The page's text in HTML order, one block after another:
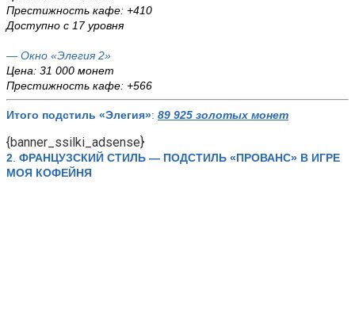
Престижность кафе: +410
Доступно с 17 уровня
— Окно «Элегия 2»
Цена: 31 000 монет
Престижность кафе: +566
Итого подстиль «Элегия»: 89 925 золотых монет
{banner_ssilki_adsense}
2 ФРАНЦУЗСКИЙ СТИЛЬ — ПОДСТИЛЬ «ПРОВАНС» В ИГРЕ
МОЯ КОФЕЙНЯ